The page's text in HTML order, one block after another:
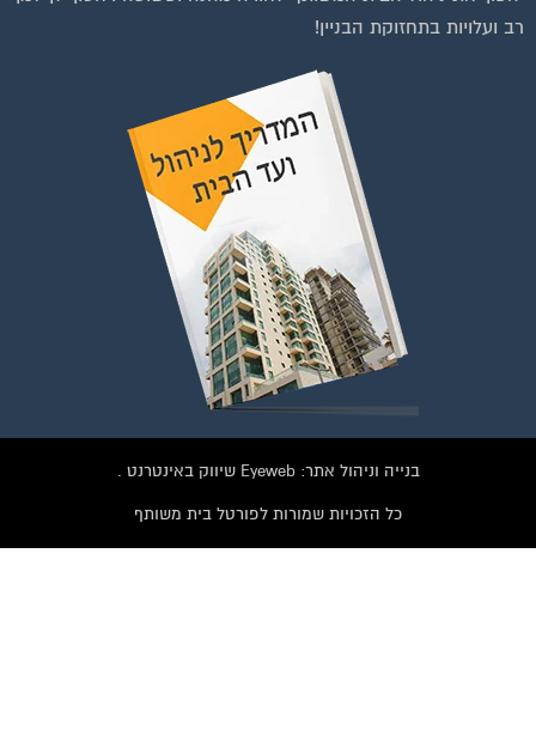
רב ועלויות בתחזוקת הבניין!
בנייה וניהול אתר: Eyeweb שיווק באינטרנט .
כל הזכויות שמורות לפורטל בית משותף